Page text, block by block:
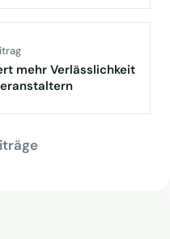
mehr Verlässlichkeit